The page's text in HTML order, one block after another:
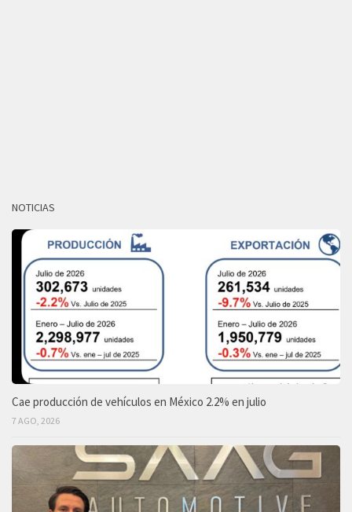
NOTICIAS
Cae producción de vehículos en México 2.2% en julio
7 AGO, 2026